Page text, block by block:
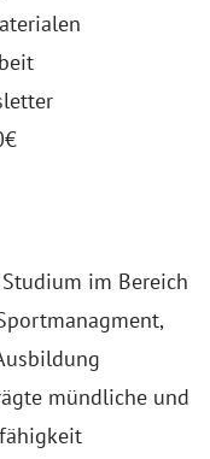
im Bereich
mündliche und